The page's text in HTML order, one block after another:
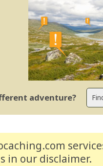
adventure?
in our disclaimer.